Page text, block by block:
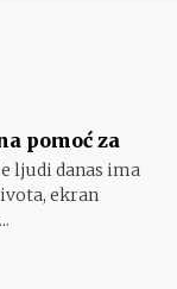
pomoć za
ljudi danas ima
ekran